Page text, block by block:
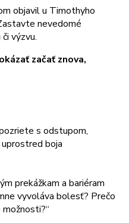
objavil u Timothyho
nevedomé
výzvu.
začať znova,
s odstupom,
boja
prekážkam a bariéram
vyvoláva bolesť? Prečo